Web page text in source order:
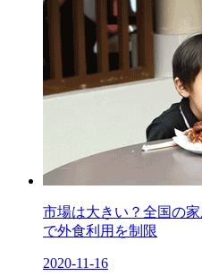
市場は大きい？全国の
で外食利用を制限
2020-11-16